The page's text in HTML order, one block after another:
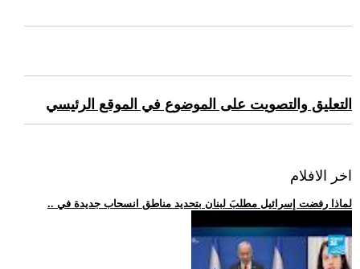
التعليق والتصويت على الموضوع في الموقع الرئيسي
اخر الافلام
.. لماذا رفضت إسرائيل مطلبَ لبنان بتحديد مناطق انسحاب جديدة في